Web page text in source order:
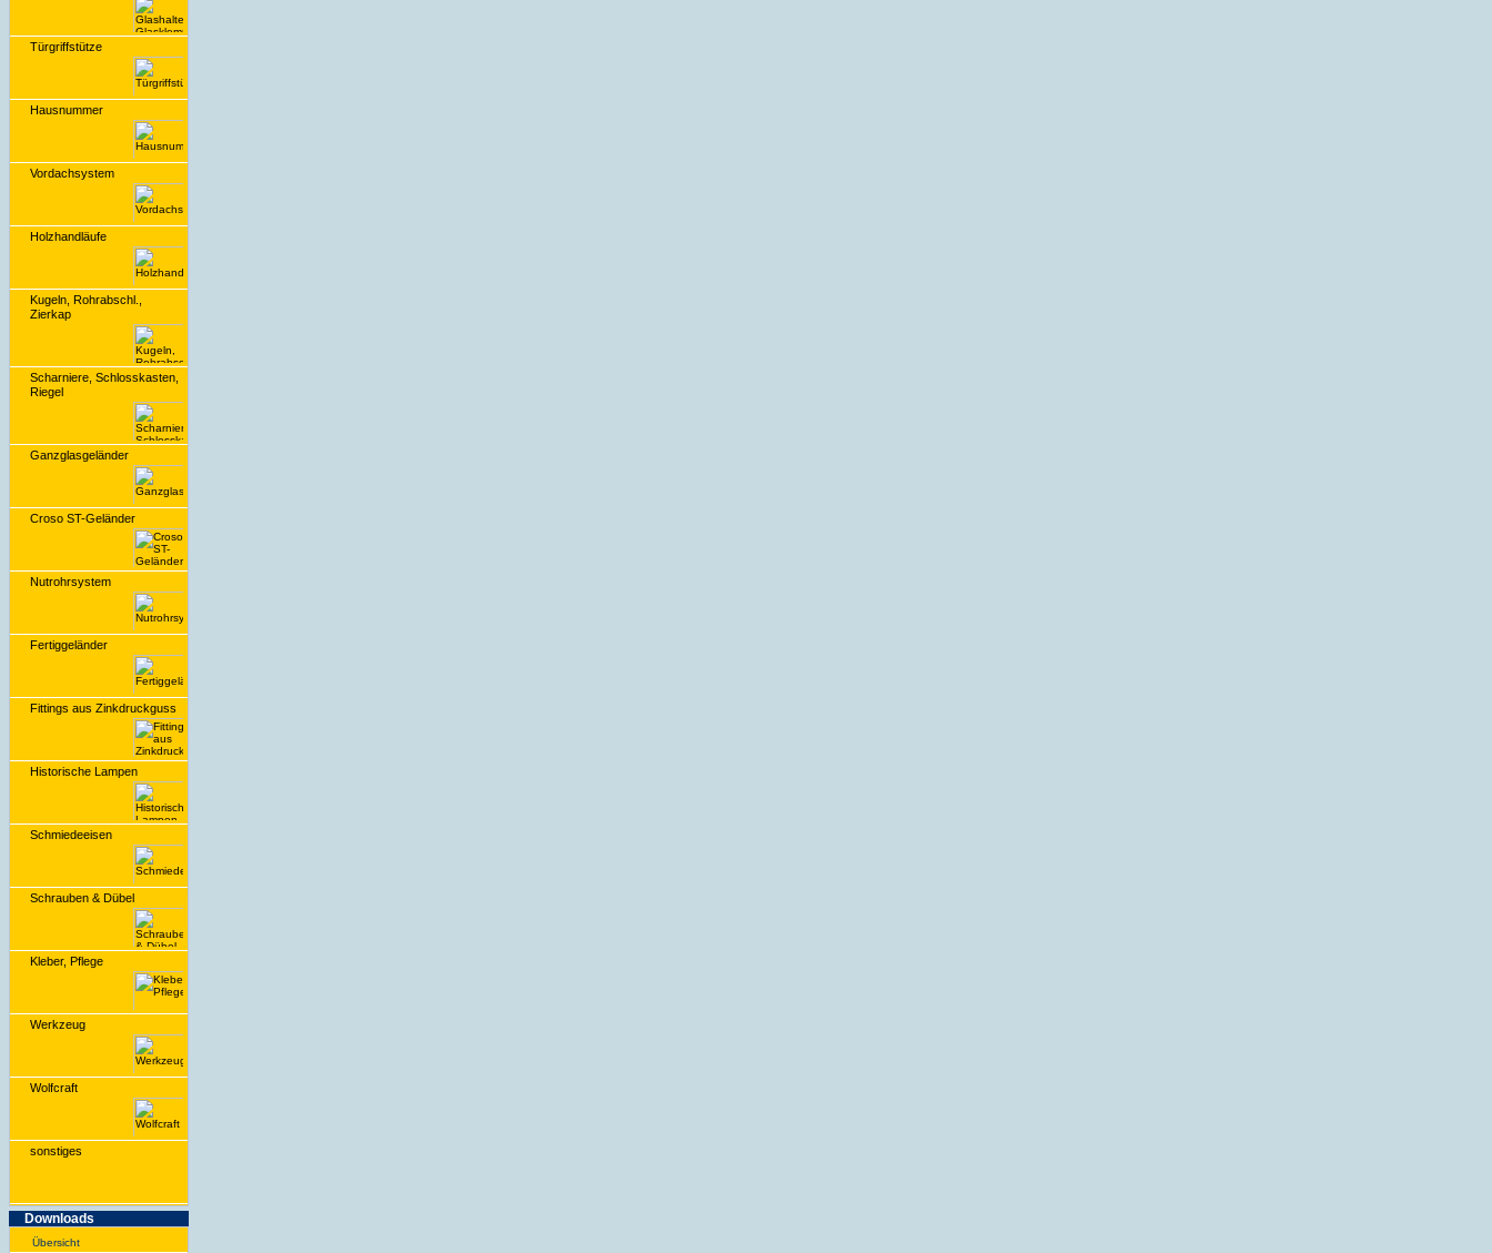
Türgriffstütze
Hausnummer
Vordachsystem
Holzhandläufe
Kugeln, Rohrabschl.,
Zierkap
Scharniere, Schlosskasten,
Riegel
Ganzglasgeländer
Croso ST-Geländer
Nutrohrsystem
Fertiggeländer
Fittings aus Zinkdruckguss
Historische Lampen
Schmiedeeisen
Schrauben & Dübel
Kleber, Pflege
Werkzeug
Wolfcraft
sonstiges
Downloads
Übersicht